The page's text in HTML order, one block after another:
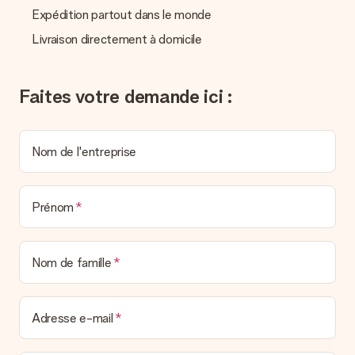
pouvez de même retrouver votre facture dans votre espace
personnel MySurprise. Vous pouvez ainsi être tranquille et
envoyer directement le cadeau à l’heureux destinataire, pour
Expédition partout dans le monde
Livraison directement à domicile
Faites votre demande ici :
Nom de l'entreprise
Prénom
Nom de famille
Adresse e-mail